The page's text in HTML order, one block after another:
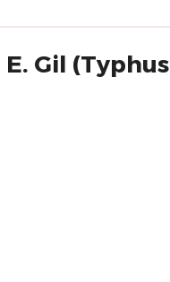
Gil (Typhus